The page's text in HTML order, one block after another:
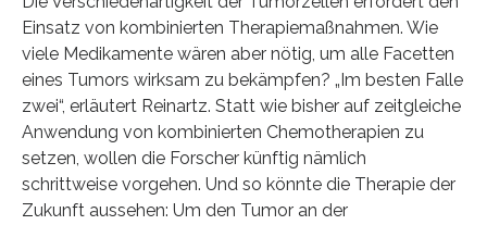
Einsatz von kombinierten Therapiemaßnahmen. Wie
viele Medikamente wären aber nötig, um alle Facetten
eines Tumors wirksam zu bekämpfen? „Im besten Falle
zwei“, erläutert Reinartz. Statt wie bisher auf zeitgleiche
Anwendung von kombinierten Chemotherapien zu
setzen, wollen die Forscher künftig nämlich
schrittweise vorgehen. Und so könnte die Therapie der
Zukunft aussehen: Um den Tumor an der